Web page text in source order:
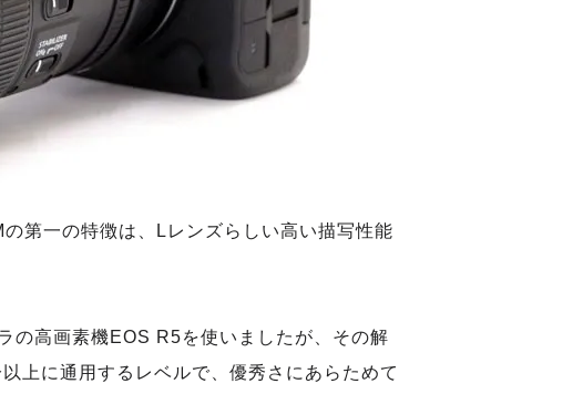
第一の特徴は、Lレンズらしい高い描写性能
の高画素機EOS R5を使いましたが、その解
上に通用するレベルで、優秀さにあらためて